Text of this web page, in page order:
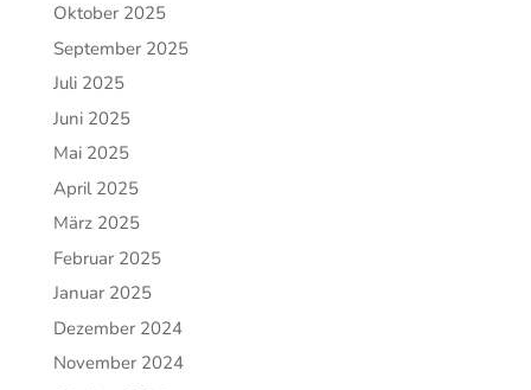
Oktober 2025
September 2025
Juli 2025
Juni 2025
Mai 2025
April 2025
März 2025
Februar 2025
Januar 2025
Dezember 2024
November 2024